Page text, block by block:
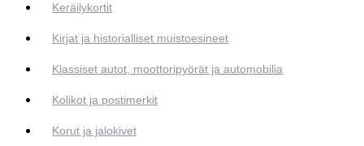
Keräilykortit
Kirjat ja historialliset muistoesineet
Klassiset autot, moottoripyörät ja automobilia
Kolikot ja postimerkit
Korut ja jalokivet